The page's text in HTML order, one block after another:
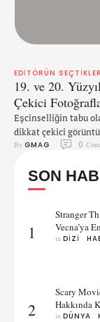
EDITÖRÜN
19. ve 20.
Çekici
Eşcinselliğin tabu
dikkat çekici
kadınları
yılların başında
bir bakış sunuyor.
yönelimleri …
By GMAG 0
SON
1
Stranger
Vecna’ya
in DIZI
2
Scary
Hakkında
in DÜNYA